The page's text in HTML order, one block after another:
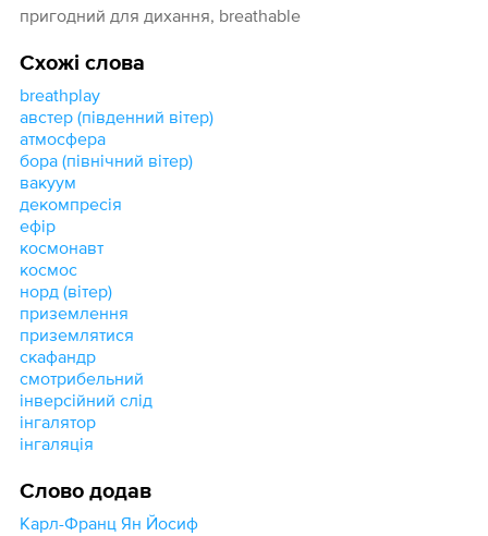
пригодний для дихання, breathable
Схожі слова
breathplay
австер (південний вітер)
атмосфера
бора (північний вітер)
вакуум
декомпресія
ефір
космонавт
космос
норд (вітер)
приземлення
приземлятися
скафандр
смотрибельний
інверсійний слід
інгалятор
інгаляція
Слово додав
Карл-Франц Ян Йосиф